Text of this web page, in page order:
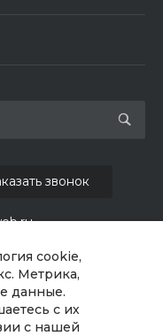
cookie,
Метрика,
данные.
с их
с нашей
д.93, оф. 6
звонок